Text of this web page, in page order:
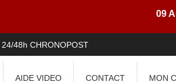
09 Aug
48h CHRONOPOST
AIDE VIDEO CONTACT MON